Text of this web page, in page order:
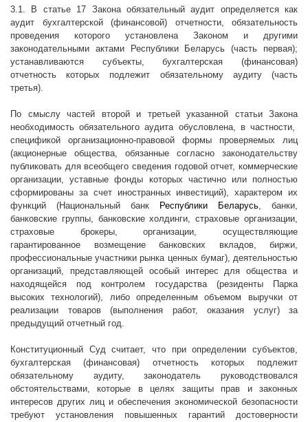
3.1. В статье 17 Закона обязательный аудит определяется как
аудит бухгалтерской (финансовой) отчетности, обязательность
проведения которого установлена Законом и другими
законодательными актами Республики Беларусь (часть первая);
устанавливаются субъекты, бухгалтерская (финансовая)
отчетность которых подлежит обязательному аудиту (часть
третья).
По смыслу частей второй и третьей указанной статьи Закона
необходимость обязательного аудита обусловлена, в частности,
спецификой организационно-правовой формы проверяемых лиц
(акционерные общества, обязанные согласно законодательству
публиковать для всеобщего сведения годовой отчет, коммерческие
организации, уставные фонды которых частично или полностью
сформированы за счет иностранных инвестиций), характером их
функций (Национальный банк
Республики Беларусь, банки,
банковские группы, банковские холдинги, страховые организации,
страховые брокеры, организации, осуществляющие
гарантированное возмещение банковских вкладов, биржи,
профессиональные участники рынка ценных бумаг), деятельностью
организаций, представляющей особый интерес для общества и
находящейся под контролем государства (резиденты Парка
высоких технологий), либо определенным объемом выручки от
реализации товаров (выполнения работ, оказания услуг) за
предыдущий отчетный год.
Конституционный Суд считает, что при определении субъектов,
бухгалтерская (финансовая) отчетность которых подлежит
обязательному аудиту, законодатель руководствовался
обстоятельствами, которые в целях защиты прав и законных
интересов других лиц и обеспечения экономической безопасности
требуют установления повышенных гарантий достоверности